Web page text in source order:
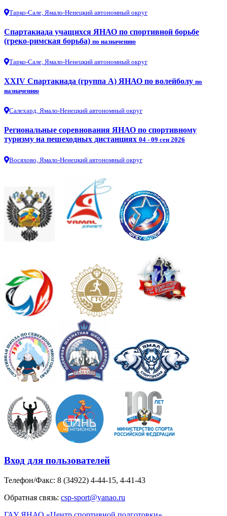
Тарко-Сале, Ямало-Ненецкий автономный округ
Спартакиада учащихся ЯНАО по спортивной борьбе
(греко-римская борьба) по назначению
Тарко-Сале, Ямало-Ненецкий автономный округ
XXIV Спартакиада (группа А) ЯНАО по волейболу по
назначению
Салехард, Ямало-Ненецкий автономный округ
Региональные соревнования ЯНАО по спортивному
туризму на пешеходных дистанциях 04 - 09 сен 2026
Восяхово, Ямало-Ненецкий автономный округ
Вход для пользователей
Телефон/Факс: 8 (34922) 4-44-15, 4-41-43
Обратная связь: csp-sport@yanao.ru